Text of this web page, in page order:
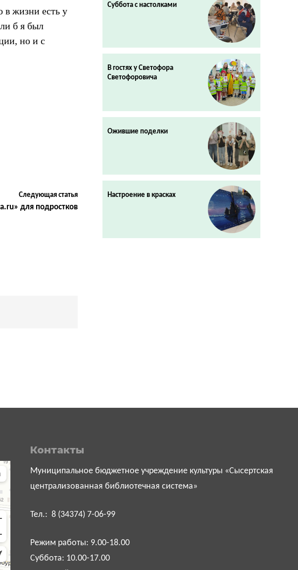
в жизни есть у
б я был
но и с
Следующая статья
для подростков
Суббота с настолками
В гостях у Светофора
Светофоровича
Ожившие поделки
Настроение в красках
Контакты
Муниципальное бюджетное учреждение культуры «Сысертская
централизованная библиотечная система»
Тел.: 8 (34374) 7-06-99
Режим работы: 9.00-18.00
Суббота: 10.00-17.00